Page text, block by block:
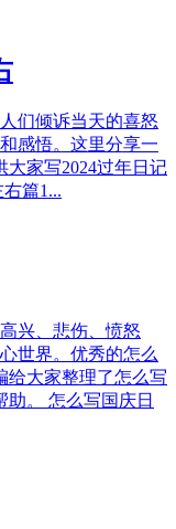
们倾诉当天的喜怒
感悟。这里分享一
大家写2024过年日记
篇1...
兴、悲伤、愤怒
世界。优秀的怎么
给大家整理了怎么写
助。 怎么写国庆日